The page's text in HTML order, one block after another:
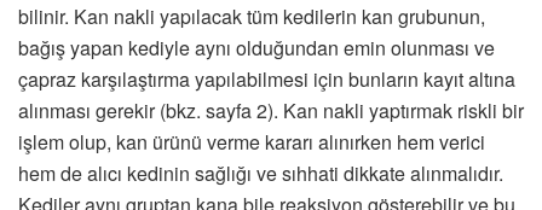
bilinir. Kan nakli yapılacak tüm kedilerin kan grubunun,
bağış yapan kediyle aynı olduğundan emin olunması ve
çapraz karşılaştırma yapılabilmesi için bunların kayıt altına
alınması gerekir (bkz. sayfa 2). Kan nakli yaptırmak riskli bir
işlem olup, kan ürünü verme kararı alınırken hem verici
hem de alıcı kedinin sağlığı ve sıhhati dikkate alınmalıdır.